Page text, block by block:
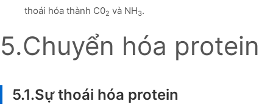
thoái hóa thành C02 và NH3.
5.Chuyển hóa protein
5.1.Sự thoái hóa protein